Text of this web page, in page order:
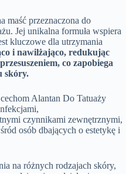
maść przeznaczona do
Jej unikalna formuła wspiera
kluczowe dla utrzymania
i nawilżająco, redukując
co zapobiega
skóry.
Alantan Do Tatuaży
czynnikami zewnętrznymi,
osób dbających o estetykę i
na różnych rodzajach skóry,